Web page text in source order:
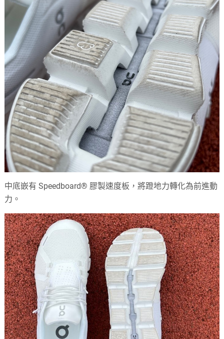
中底嵌有 Speedboard® 膠製速度板，將蹬地力轉化為前進動
力。